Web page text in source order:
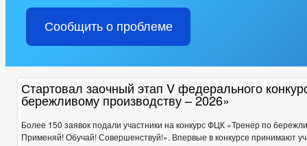
ИНФОРМАЦИЯ О ДЕЯТЕЛЬНОСТИ
ПЕРЕЧЕНЬ ИНФОРМАЦИИ О ДЕЯТЕЛЬНОСТИ ОМСУ,
ГРАДОСТРОИТЕЛЬНОЕ ЗОНИРОВАНИЕ
БЛАГОУСТРОЙСТВО
СХЕМЫ РАЗМЕЩЕНИЯ РЕКЛАМНЫХ КОНСТРУКЦИЙ
МЕСТНЫЕ НОРМАТИВЫ ГРАДОСТРОИТЕЛЬНОГО
СТРУКТУРА, ПОЛНОМОЧИЯ, ЗАДАЧИ И ФУНКЦИИ
ИНФОРМАЦИЯ О КАДРОВОМ ОБЕСПЕЧЕНИИ
ПОРЯДОК
Сообщить о проблеме
Стартовал заочный этап V федерального
бережливому производству – 2026»
Более 150 заявок подали участники на конкурс ФЦК «Тренер по
Применяй! Обучай! Совершенствуй!». Впервые в конкурсе принимают